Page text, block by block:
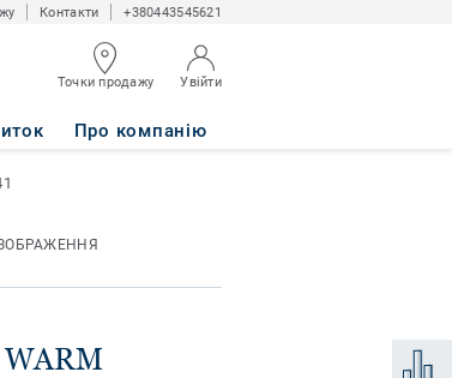
Контакти +380443545621
Точки продажу Увійти
Про компанію